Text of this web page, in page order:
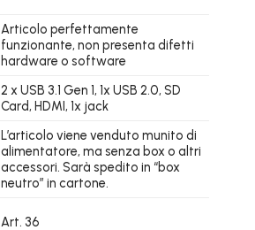
Articolo perfettamente
funzionante, non presenta difetti
hardware o software
2 x USB 3.1 Gen 1, 1x USB 2.0, SD
Card, HDMI, 1x jack
L’articolo viene venduto munito di
alimentatore, ma senza box o altri
accessori. Sarà spedito in “box
neutro” in cartone.
Art. 36